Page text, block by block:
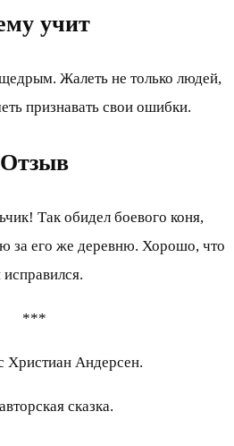
учит
Жалеть не только людей,
признавать свои ошибки.
Отзыв
Так обидел боевого коня,
за его же деревню. Хорошо, что
исправился.
***
Христиан Андерсен.
сказка.